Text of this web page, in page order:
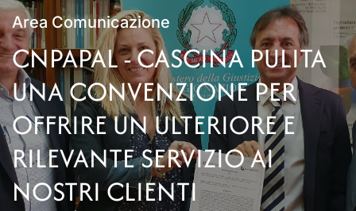
Area Comunicazione
CNPAPAL - CASCINA PULITA
UNA CONVENZIONE PER
OFFRIRE UN ULTERIORE E
RILEVANTE SERVIZIO AI
NOSTRI CLIENTI